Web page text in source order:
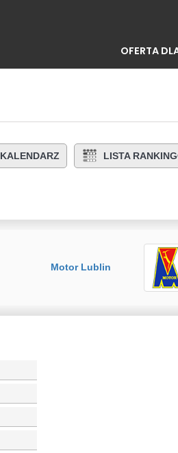
OFERTA
KALENDARZ LISTA
Motor Lublin